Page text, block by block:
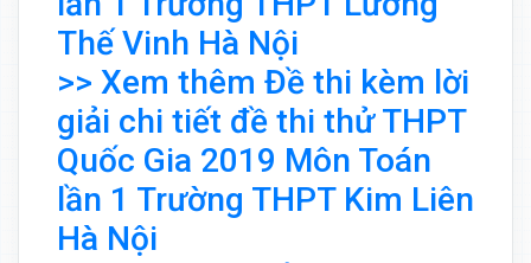
Thế Vinh Hà Nội
>> Xem thêm Đề thi kèm lời
giải chi tiết đề thi thử THPT
Quốc Gia 2019 Môn Toán
lần 1 Trường THPT Kim Liên
Hà Nội